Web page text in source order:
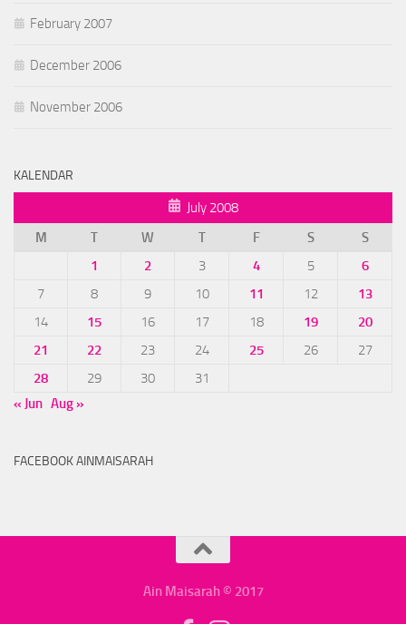
February 2007
December 2006
November 2006
KALENDAR
July 2008
M
T W T F S
S
1
2 3 4 5
6
7
8 9 10 11 12
13
14
15 16 17 18 19
20
21
22 23 24 25 26
27
28
29 30
31
« Jun Aug »
FACEBOOK AINMAISARAH
Ain Maisarah © 2017